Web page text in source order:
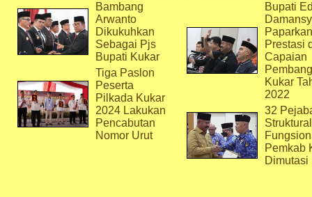
Bambang
Arwanto
Dikukuhkan
Sebagai Pjs
Bupati Kukar
Tiga Paslon
Peserta
Pilkada Kukar
2024 Lakukan
Pencabutan
Nomor Urut
Bupati
Paparkan
Prestasi
Capaian
Kukar
2022
32
Pemkab
Dimutasi